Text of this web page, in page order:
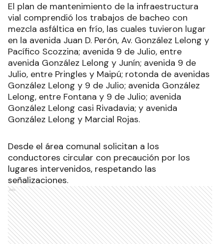
El plan de mantenimiento de la infraestructura
vial comprendió los trabajos de bacheo con
mezcla asfáltica en frío, las cuales tuvieron lugar
en la avenida Juan D. Perón, Av. González Lelong y
Pacífico Scozzina; avenida 9 de Julio, entre
avenida González Lelong y Junín; avenida 9 de
Julio, entre Pringles y Maipú; rotonda de avenidas
González Lelong y 9 de Julio; avenida González
Lelong, entre Fontana y 9 de Julio; avenida
González Lelong casi Rivadavia; y avenida
González Lelong y Marcial Rojas.
Desde el área comunal solicitan a los
conductores circular con precaución por los
lugares intervenidos, respetando las
señalizaciones.
Ads